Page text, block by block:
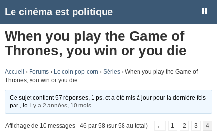
Le cinéma est politique
When you play the Game of
Thrones, you win or you die
Accueil › Forums › Le coin pop-corn › Séries › When you play the Game of
Thrones, you win or you die
Ce sujet contient 57 réponses, 1 ps. et a été mis à jour pour la dernière fois
par
, le Il y a 2 années, 10 mois
Affichage de 10 messages - 46 par 58 (sur 58 au total) ← 1 2 3 4